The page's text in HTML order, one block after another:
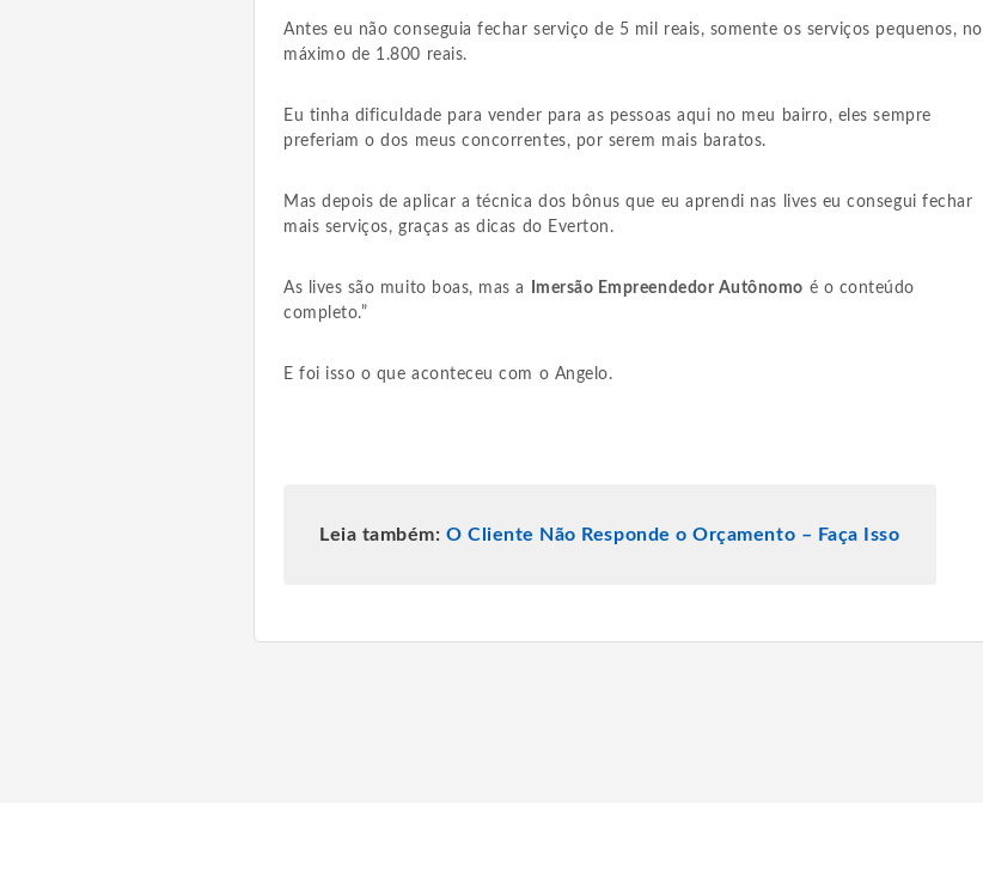
Antes eu não conseguia fechar serviço de 5 mil reais, somente os serviços pequenos, no
máximo de 1.800 reais.
Eu tinha dificuldade para vender para as pessoas aqui no meu bairro, eles sempre
preferiam o dos meus concorrentes, por serem mais baratos.
Mas depois de aplicar a técnica dos bônus que eu aprendi nas lives eu consegui fechar
mais serviços, graças as dicas do Everton.
As lives são muito boas, mas a Imersão Empreendedor Autônomo é o conteúdo
completo.”
E foi isso o que aconteceu com o Angelo.
Leia também: O Cliente Não Responde o Orçamento – Faça Isso